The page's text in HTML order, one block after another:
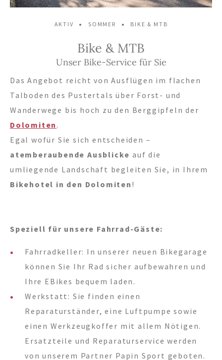
Tel.+39 0474 91 35 88
info@villastefania.com
An der Botenbrücke 1 . I-39038 Innichen
Südtirol . Dolomiten
AKTIV • SOMMER • BIKE & MTB
Bike & MTB
Unser Bike-Service für Sie
Das Angebot reicht von Ausflügen im flachen
Talboden des Pustertals über Forst- und
Wanderwege bis hoch zu den Berggipfeln der
Dolomiten .
Egal wofür Sie sich entscheiden –
atemberaubende Ausblicke auf die
umliegende Landschaft begleiten Sie, in Ihrem
Bikehotel in den Dolomiten !
Speziell für unsere Fahrrad-Gäste:
Fahrradkeller: In unserer neuen Bikegarage
können Sie Ihr Rad sicher aufbewahren und
Ihre EBikes bequem laden.
Werkstatt: Sie finden einen
Reparaturständer, eine Luftpumpe sowie
einen Werkzeugkoffer mit allem Nötigen.
Ersatzteile und Reparaturservice werden
von unserem Partner Papin Sport geboten.